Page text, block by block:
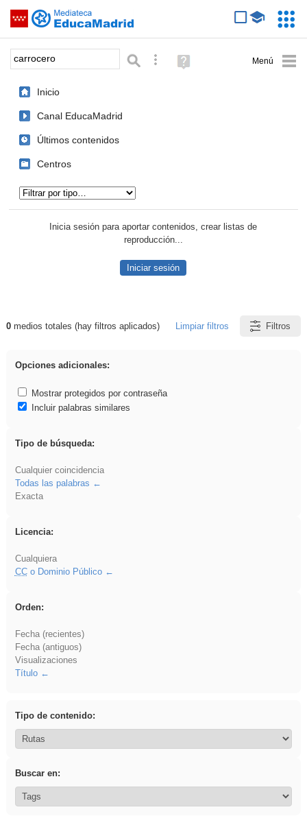
Saltar navegación
Palabra o frase: Búsqueda avanzada
Ayuda
(en
Inicio
Canal EducaMadrid
Últimos contenidos
Centros
Inicia sesión para aportar contenidos, crear listas de
reproducción...
Iniciar sesión
Resultados de: carrocero
0medios totales (hay filtros aplicados) Limpiar filtros Filtros
Opciones adicionales:
Mostrar protegidos por contraseña
Incluir palabras similares
Tipo de búsqueda:
Cualquier coincidencia
Todas las palabras
Exacta
Licencia:
Cualquiera
CCo Dominio Público
Orden:
Fecha (recientes)
Fecha (antiguos)
Visualizaciones
Título
Tipo de contenido:
Buscar en: